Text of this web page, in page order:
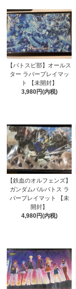
【バトスピ部】オールス
ター ラバープレイマッ
ト 【未開封】
3,980円(内税)
【鉄血のオルフェンズ】
ガンダムバルバトス ラ
バープレイマット 【未
開封】
4,980円(内税)